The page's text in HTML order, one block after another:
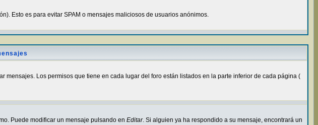
Esto es para evitar SPAM o mensajes maliciosos de usuarios anónimos.
Los permisos que tiene en cada lugar del foro están listados en la parte inferior de cada página (
Puede modificar un mensaje pulsando en Editar. Si alguien ya ha respondido a su mensaje, encontrará un